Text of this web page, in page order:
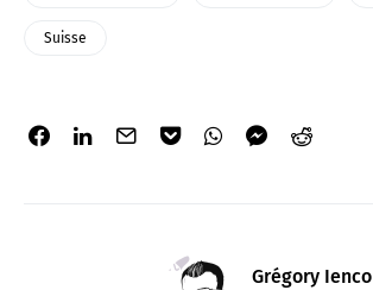
Suisse
Grégory Ienco